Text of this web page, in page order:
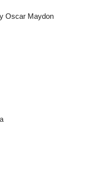
Oscar Maydon